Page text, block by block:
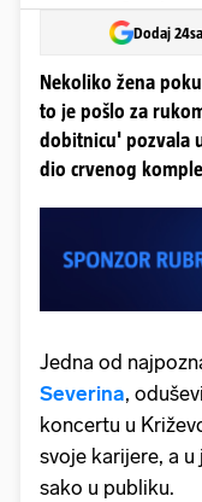
Dodaj
Nekoliko žena
to je pošlo za
dobitnicu' pozvala
dio crvenog
Jedna od
Severina,
koncertu u
svoje karijere, a
sako u publiku.